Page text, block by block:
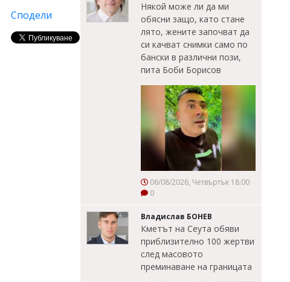
Сподели
Някой може ли да ми
обясни защо, като стане
лято, жените започват да
си качват снимки само по
бански в различни пози,
пита Боби Борисов
06/08/2026, Четвъртък 18:00
0
Владислав БОНЕВ
Кметът на Сеута обяви
приблизително 100 жертви
след масовото
преминаване на границата